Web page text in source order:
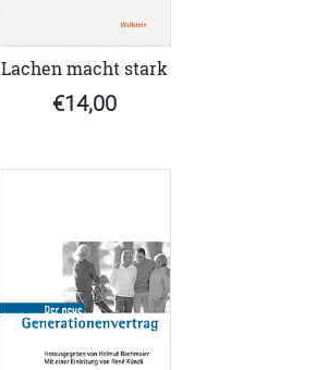
Lachen macht stark
€14,00